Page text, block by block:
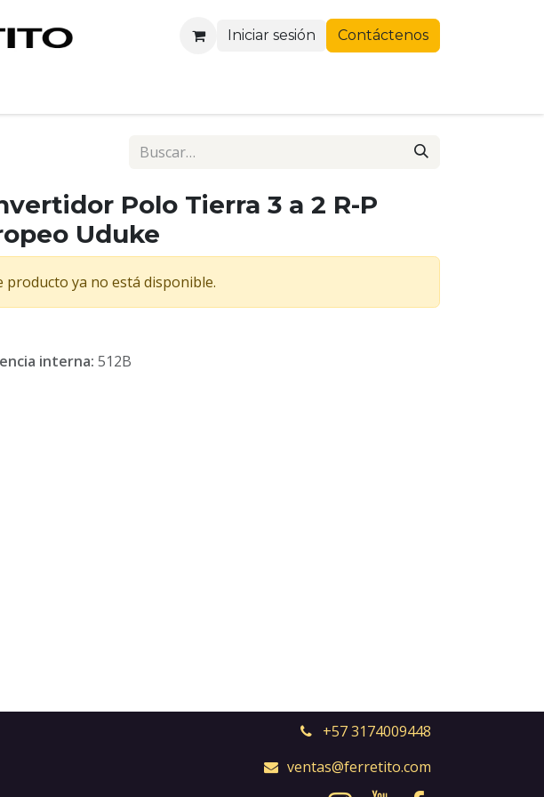
Iniciar sesión Contáctenos
Polo Tierra 3 a 2 R-P
Uduke
producto ya no está disponible.
interna: 512B
+57 3174009448
ventas@ferretito.com